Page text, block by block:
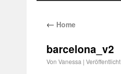
← Home
barcelona_v2
Von Vanessa | Veröffentlicht